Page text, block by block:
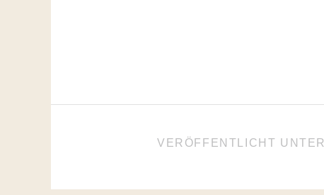
VERÖFFENTLICHT UNTER